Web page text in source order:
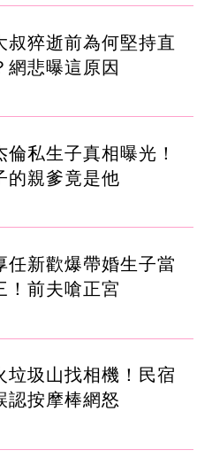
叔猝逝前為何堅持直
網悲曝這原因
倫私生子真相曝光！
的親爹竟是他
任新歡爆帶婚生子當
！前夫嗆正宮
垃圾山找相機！民宿
認按摩棒網怒